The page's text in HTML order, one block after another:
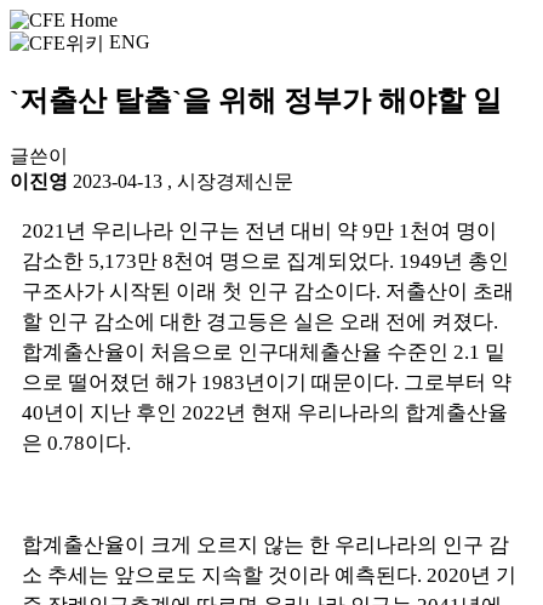
ENG
`저출산 탈출`을 위해 정부가 해야할 일
글쓴이
이진영 2023-04-13 , 시장경제신문
2021년 우리나라 인구는 전년 대비 약 9만 1천여 명이
감소한 5,173만 8천여 명으로 집계되었다. 1949년 총인
구조사가 시작된 이래 첫 인구 감소이다. 저출산이 초래
할 인구 감소에 대한 경고등은 실은 오래 전에 켜졌다.
합계출산율이 처음으로 인구대체출산율 수준인 2.1 밑
으로 떨어졌던 해가 1983년이기 때문이다. 그로부터 약
40년이 지난 후인 2022년 현재 우리나라의 합계출산율
은 0.78이다.
합계출산율이 크게 오르지 않는 한 우리나라의 인구 감
소 추세는 앞으로도 지속할 것이라 예측된다. 2020년 기